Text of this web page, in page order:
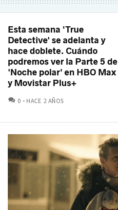
Esta semana 'True
Detective' se adelanta y
hace doblete. Cuándo
podremos ver la Parte 5 de
'Noche polar' en HBO Max
y Movistar Plus+
0 COMENTARIOS
HACE 2 AÑOS